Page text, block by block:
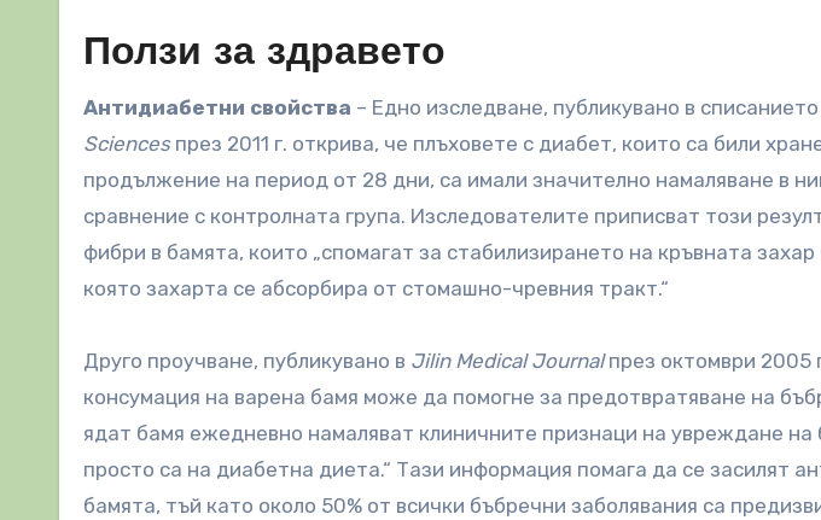
Ползи за здравето
Антидиабетни свойства – Едно изследване, публикувано в списанието
Sciencesпрез 2011 г. открива, че плъховете с диабет, които са били
продължение на период от 28 дни, са имали значително намаляване в
сравнение с контролната група. Изследователите приписват този
фибри в бамята, които „спомагат за стабилизирането на кръвната
която захарта се абсорбира от стомашно-чревния тракт.“
Друго проучване, публикувано в Jilin Medical Journalпрез октомври 2005
консумация на варена бамя може да помогне за предотвратяване на
ядат бамя ежедневно намаляват клиничните признаци на увреждане на
просто са на диабетна диета.“ Тази информация помага да се засилят
бамята, тъй като около 50% от всички бъбречни заболявания са